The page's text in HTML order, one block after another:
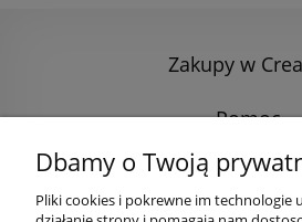
Zakupy w
Pomoc
Dbamy o Twoją
Pliki cookies i pokrewne im technologie